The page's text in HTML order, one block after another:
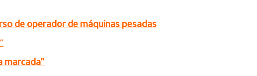
de operador de máquinas pesadas
marcada”